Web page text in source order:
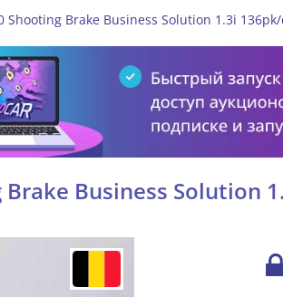
Shooting Brake Business Solution 1.3i 136pk/
Brake Business Solution